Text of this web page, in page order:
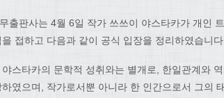
출판사는 4월 6일 작가 쓰쓰이 야스타카가 개인
을 접하고 다음과 같이 공식 입장을 정리하였습니다.
야스타카의 문학적 성취와는 별개로, 한일관계와
하였으며, 작가로서뿐 아니라 한 인간으로서 그의